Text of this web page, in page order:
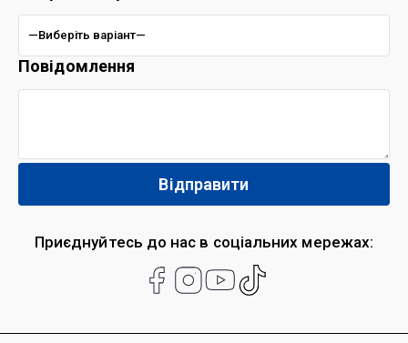
Приєднуйтесь до нас в соціальних мережах:
Повідомлення